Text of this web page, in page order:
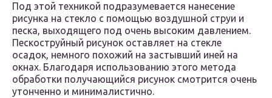
Под этой техникой подразумевается нанесение
рисунка на стекло с помощью воздушной струи и
песка, выходящего под очень высоким давлением.
Пескоструйный рисунок оставляет на стекле
осадок, немного похожий на застывший иней на
окнах. Благодаря использованию этого метода
обработки получающийся рисунок смотрится очень
утонченно и минималистично.